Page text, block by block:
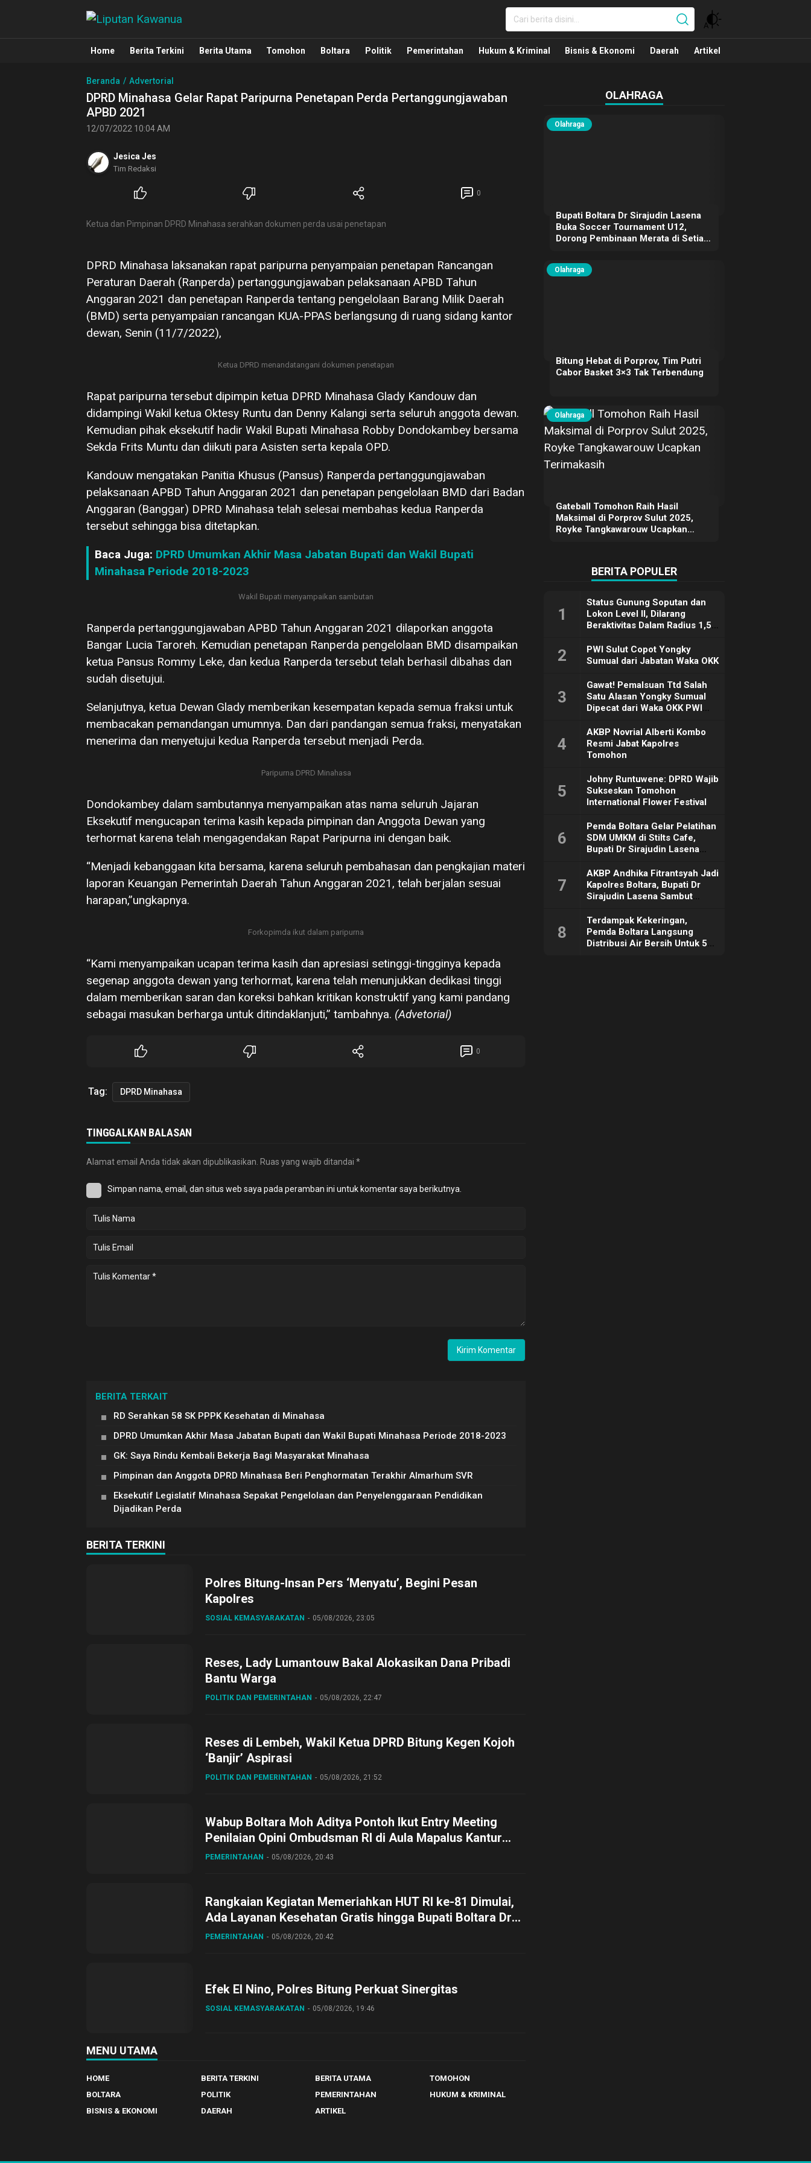
Liputan Kawanua
Berita Manado, Sulawesi Utara, Kawanua, Politik, Pemerintahan, Hukum Kriminal dan Nasional
Home Berita Terkini Berita Utama Tomohon Boltara Politik Pemerintahan Hukum & Kriminal Bisnis & Ekonomi Daerah Artikel
Beranda Advertorial
DPRD Minahasa Gelar Rapat Paripurna Penetapan Perda Pertanggungjawaban
APBD 2021
12/07/2022 10:04 AM
Jesica Jes
Tim Redaksi
0
Ketua dan Pimpinan DPRD Minahasa serahkan dokumen perda usai penetapan
DPRD Minahasa laksanakan rapat paripurna penyampaian penetapan Rancangan
Peraturan Daerah (Ranperda) pertanggungjawaban pelaksanaan APBD Tahun
Anggaran 2021 dan penetapan Ranperda tentang pengelolaan Barang Milik Daerah
(BMD) serta penyampaian rancangan KUA-PPAS berlangsung di ruang sidang kantor
dewan, Senin (11/7/2022),
Ketua DPRD menandatangani dokumen penetapan
Rapat paripurna tersebut dipimpin ketua DPRD Minahasa Glady Kandouw dan
didampingi Wakil ketua Oktesy Runtu dan Denny Kalangi serta seluruh anggota dewan.
Kemudian pihak eksekutif hadir Wakil Bupati Minahasa Robby Dondokambey bersama
Sekda Frits Muntu dan diikuti para Asisten serta kepala OPD.
Kandouw mengatakan Panitia Khusus (Pansus) Ranperda pertanggungjawaban
pelaksanaan APBD Tahun Anggaran 2021 dan penetapan pengelolaan BMD dari Badan
Anggaran (Banggar) DPRD Minahasa telah selesai membahas kedua Ranperda
tersebut sehingga bisa ditetapkan.
Baca Juga: DPRD Umumkan Akhir Masa Jabatan Bupati dan Wakil Bupati
Minahasa Periode 2018-2023
Wakil Bupati menyampaikan sambutan
Ranperda pertanggungjawaban APBD Tahun Anggaran 2021 dilaporkan anggota
Bangar Lucia Taroreh. Kemudian penetapan Ranperda pengelolaan BMD disampaikan
ketua Pansus Rommy Leke, dan kedua Ranperda tersebut telah berhasil dibahas dan
sudah disetujui.
Selanjutnya, ketua Dewan Glady memberikan kesempatan kepada semua fraksi untuk
membacakan pemandangan umumnya. Dan dari pandangan semua fraksi, menyatakan
menerima dan menyetujui kedua Ranperda tersebut menjadi Perda.
Paripurna DPRD Minahasa
Dondokambey dalam sambutannya menyampaikan atas nama seluruh Jajaran
Eksekutif mengucapan terima kasih kepada pimpinan dan Anggota Dewan yang
terhormat karena telah mengagendakan Rapat Paripurna ini dengan baik.
“Menjadi kebanggaan kita bersama, karena seluruh pembahasan dan pengkajian materi
laporan Keuangan Pemerintah Daerah Tahun Anggaran 2021, telah berjalan sesuai
harapan,”ungkapnya.
Forkopimda ikut dalam paripurna
“Kami menyampaikan ucapan terima kasih dan apresiasi setinggi-tingginya kepada
segenap anggota dewan yang terhormat, karena telah menunjukkan dedikasi tinggi
dalam memberikan saran dan koreksi bahkan kritikan konstruktif yang kami pandang
sebagai masukan berharga untuk ditindaklanjuti,” tambahnya. (Advetorial)
0
Tag: DPRD Minahasa
TINGGALKAN BALASAN
Alamat email Anda tidak akan dipublikasikan. Ruas yang wajib ditandai *
Simpan nama, email, dan situs web saya pada peramban ini untuk komentar saya berikutnya.
BERITA TERKAIT
RD Serahkan 58 SK PPPK Kesehatan di Minahasa
DPRD Umumkan Akhir Masa Jabatan Bupati dan Wakil Bupati Minahasa Periode 2018-2023
GK: Saya Rindu Kembali Bekerja Bagi Masyarakat Minahasa
Pimpinan dan Anggota DPRD Minahasa Beri Penghormatan Terakhir Almarhum SVR
Eksekutif Legislatif Minahasa Sepakat Pengelolaan dan Penyelenggaraan Pendidikan
Dijadikan Perda
BERITA TERKINI
Polres Bitung-Insan Pers ‘Menyatu’, Begini Pesan
Kapolres
SOSIAL KEMASYARAKATAN 05/08/2026, 23:05
Reses, Lady Lumantouw Bakal Alokasikan Dana Pribadi
Bantu Warga
POLITIK DAN PEMERINTAHAN 05/08/2026, 22:47
Reses di Lembeh, Wakil Ketua DPRD Bitung Kegen Kojoh
‘Banjir’ Aspirasi
POLITIK DAN PEMERINTAHAN 05/08/2026, 21:52
Wabup Boltara Moh Aditya Pontoh Ikut Entry Meeting
Penilaian Opini Ombudsman RI di Aula Mapalus Kantur
Gubernur Sulut
PEMERINTAHAN 05/08/2026, 20:43
Rangkaian Kegiatan Memeriahkan HUT RI ke-81 Dimulai,
Ada Layanan Kesehatan Gratis hingga Bupati Boltara Dr
Sirajudin Lasena Ikut Jalan Sehat Bersama Jajaran
PEMERINTAHAN 05/08/2026, 20:42
Efek El Nino, Polres Bitung Perkuat Sinergitas
SOSIAL KEMASYARAKATAN 05/08/2026, 19:46
MENU UTAMA
HOME BERITA TERKINI BERITA UTAMA
TOMOHON
BOLTARA
POLITIK PEMERINTAHAN
HUKUM & KRIMINAL
BISNIS & EKONOMI
DAERAH ARTIKEL
OLAHRAGA
Olahraga
Bupati Boltara Dr Sirajudin Lasena
Buka Soccer Tournament U12,
Dorong Pembinaan Merata di Setiap
Olahraga
Bitung Hebat di Porprov, Tim Putri
Cabor Basket 3×3 Tak Terbendung
Olahraga
Gateball Tomohon Raih Hasil
Maksimal di Porprov Sulut 2025,
Royke Tangkawarouw Ucapkan
BERITA POPULER
1
Status Gunung Soputan dan
Lokon Level II, Dilarang
Beraktivitas Dalam Radius 1,5
2
PWI Sulut Copot Yongky
Sumual dari Jabatan Waka OKK
3
Gawat! Pemalsuan Ttd Salah
Satu Alasan Yongky Sumual
Dipecat dari Waka OKK PWI
4
AKBP Novrial Alberti Kombo
Resmi Jabat Kapolres
Tomohon
5
Johny Runtuwene: DPRD Wajib
Sukseskan Tomohon
International Flower Festival
6
Pemda Boltara Gelar Pelatihan
SDM UMKM di Stilts Cafe,
Bupati Dr Sirajudin Lasena
Dorong Ekonomi Daerah
7
AKBP Andhika Fitrantsyah Jadi
Kapolres Boltara, Bupati Dr
Sirajudin Lasena Sambut
8
Terdampak Kekeringan,
Pemda Boltara Langsung
Distribusi Air Bersih Untuk 50